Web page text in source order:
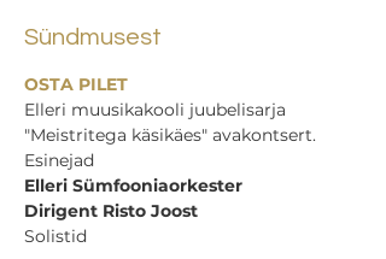
Sündmusest
OSTA PILET
Elleri muusikakooli juubelisarja
"Meistritega käsikäes" avakontsert.
Esinejad
Elleri Sümfooniaorkester
Dirigent Risto Joost
Solistid